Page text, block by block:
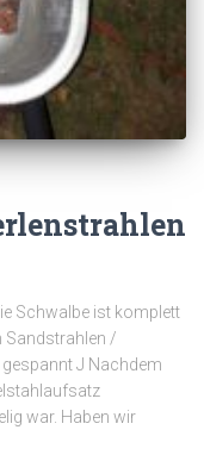
Schwalbe ist komplett
Sandstrahlen /
J Nachdem
war. Haben wir